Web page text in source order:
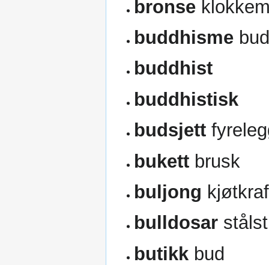
bronse
buddhisme
buddhist
buddhistisk
budsjett
bukett brusk
buljong
bulldosar
butikk bud